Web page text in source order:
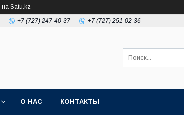
на Satu.kz
+7 (727) 247-40-37 +7 (727) 251-02-36
О НАС КОНТАКТЫ